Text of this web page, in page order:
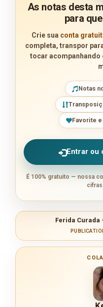
As notas desta
para
Crie sua conta
completa, transpor
tocar acompanhando
Notas
Favorite
Entrar ou
É 100% gratuito — nossa
Ferida Curada